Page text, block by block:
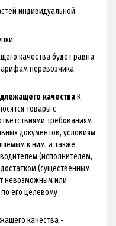
индивидуальной
качества будет равна
перевозчика
качестваК
товары с
требованиям
документов, условиям
к ним, а также
(исполнителем,
(существенным
невозможным или
его целевому
качества -